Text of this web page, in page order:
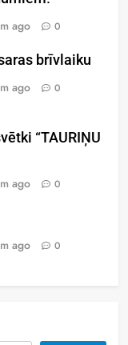
ago 0
brīvlaiku
ago 0
“TAURIŅU
ago 0
ago 0